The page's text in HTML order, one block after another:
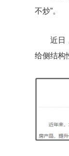
不炒”。
近日
给侧结构